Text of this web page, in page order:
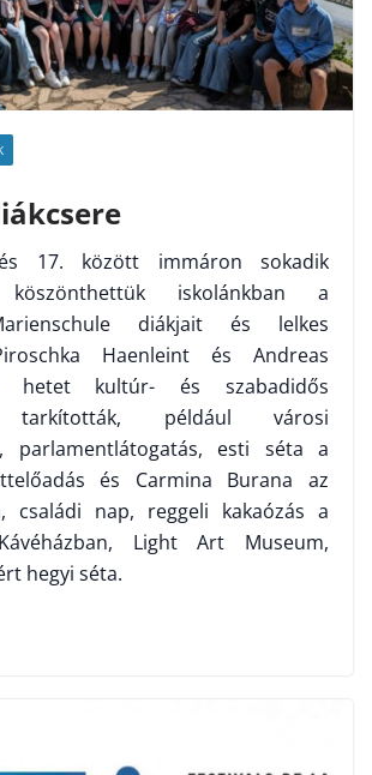
17. között immáron sokadik
köszönthettük iskolánkban a
diákjait és lelkes
Haenleint és Andreas
hetet kultúr- és szabadidős
tarkították, például városi
parlamentlátogatás, esti séta a
és Carmina Burana az
családi nap, reggeli kakaózás a
Light Art Museum,
hegyi séta.